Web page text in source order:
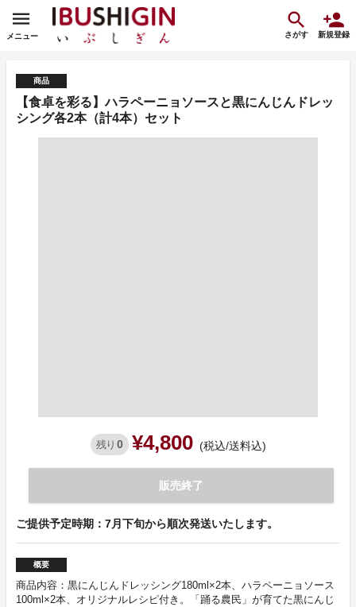
メニュー さがす 新規登録
商品
【食卓を彩る】ハラペーニョソースと黒にんじんドレッ
シング各2本（計4本）セット
残り 0 ¥4,800 (税込/送料込)
販売終了
ご提供予定時期：7月下旬から順次発送いたします。
概要
商品内容：黒にんじんドレッシング180ml×2本、ハラペーニョソース
100ml×2本、オリジナルレシピ付き。「踊る農民」が育てた黒にんじ